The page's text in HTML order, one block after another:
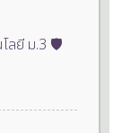
ลยี ม.3 🛡️